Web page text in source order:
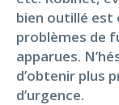
bien outillé est
problèmes de
apparues.
d’obtenir plus
d’urgence.